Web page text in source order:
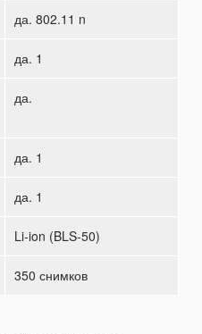
да. 802.11 n
да. 1
да.
да. 1
да. 1
Li-ion (BLS-50)
350 снимков